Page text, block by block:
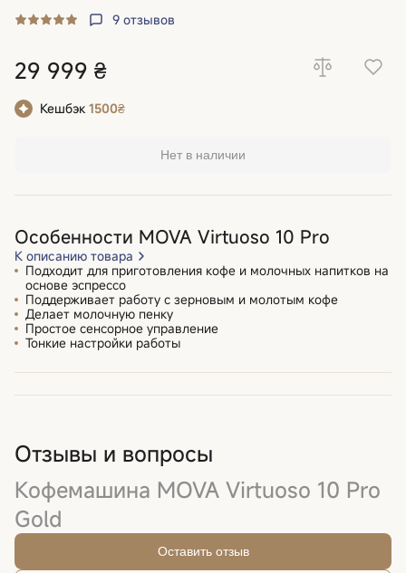
9 отзывов
29 999 ₴
Нет в наличии
Кешбэк 1500₴
Особенности MOVA Virtuoso 10 Pro
К описанию товара
Подходит для приготовления кофе и молочных напитков на
основе эспрессо
Поддерживает работу с зерновым и молотым кофе
Делает молочную пенку
Простое сенсорное управление
Тонкие настройки работы
Отзывы и вопросы
Кофемашина MOVA Virtuoso 10 Pro
Gold
Оставить отзыв